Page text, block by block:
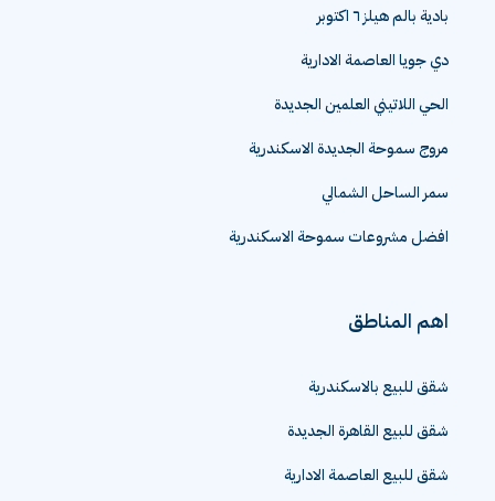
بادية بالم هيلز ٦ اكتوبر
دي جويا العاصمة الادارية
الحي اللاتيني العلمين الجديدة
مروج سموحة الجديدة الاسكندرية
سمر الساحل الشمالي
افضل مشروعات سموحة الاسكندرية
اهم المناطق
شقق للبيع بالاسكندرية
شقق للبيع القاهرة الجديدة
شقق للبيع العاصمة الادارية